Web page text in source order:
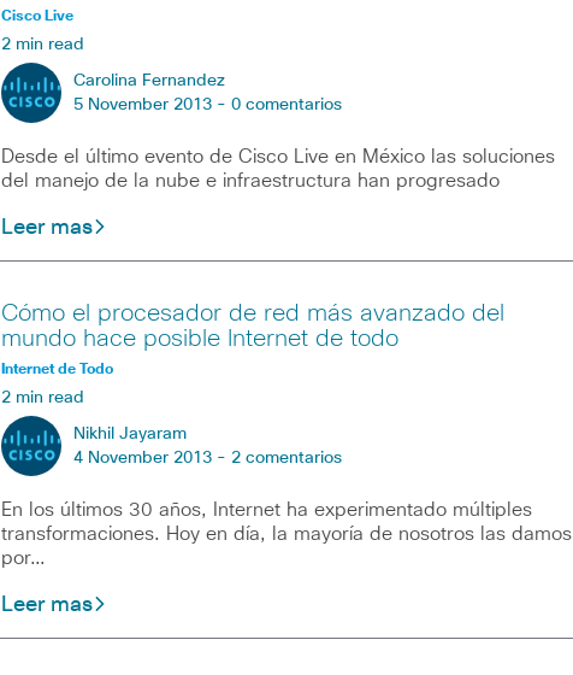
Cisco Live
2 min read
Carolina Fernandez
5 November 2013 - 0 comentarios
Desde el último evento de Cisco Live en México las soluciones
del manejo de la nube e infraestructura han progresado
Leer mas
Cómo el procesador de red más avanzado del
mundo hace posible Internet de todo
Internet de Todo
2 min read
Nikhil Jayaram
4 November 2013 - 2 comentarios
En los últimos 30 años, Internet ha experimentado múltiples
transformaciones. Hoy en día, la mayoría de nosotros las damos
por…
Leer mas